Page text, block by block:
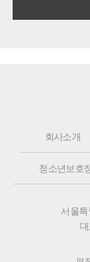
회사소개
청소년보호
서울